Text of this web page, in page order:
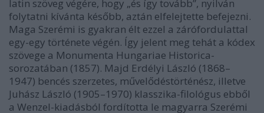
latin szöveg végére, hogy „és így tovább”, nyilván
folytatni kívánta később, aztán elfelejtette befejezni.
Maga Szerémi is gyakran élt ezzel a zárófordulattal
egy-egy története végén. Így jelent meg tehát a kódex
szövege a Monumenta Hungariae Historica-
sorozatában (1857). Majd Erdélyi László (1868–
1947) bencés szerzetes, művelődéstörténész, illetve
Juhász László (1905–1970) klasszika-filológus ebből
a Wenzel-kiadásból fordította le magyarra Szerémi